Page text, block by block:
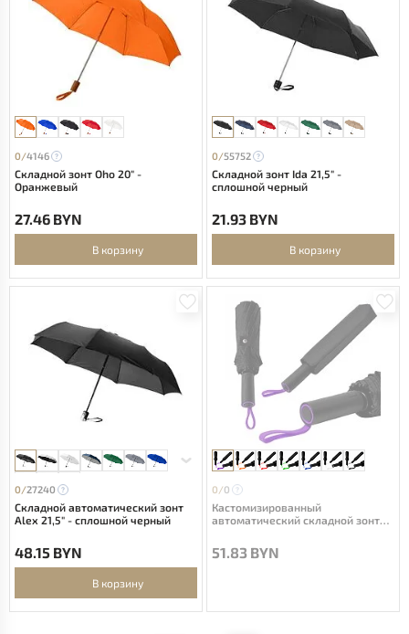
0/4146
Складной зонт Oho 20" -
Оранжевый
27.46 BYN
В корзину
0/55752
Складной зонт Ida 21,5" -
сплошной черный
21.93 BYN
В корзину
0/27240
Складной автоматический зонт
Alex 21,5" - сплошной черный
48.15 BYN
В корзину
0/0
Кастомизированный
автоматический складной зонт
51.83 BYN